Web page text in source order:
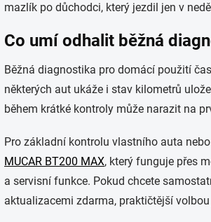
mazlík po důchodci, který jezdil jen v
Co umí odhalit běžná
Běžná diagnostika pro domácí použití
některých aut ukáže i stav kilometrů
během krátké kontroly může narazit na
Pro základní kontrolu vlastního auta
MUCAR BT200 MAX, který funguje přes
a servisní funkce. Pokud chcete
aktualizacemi zdarma, praktičtější